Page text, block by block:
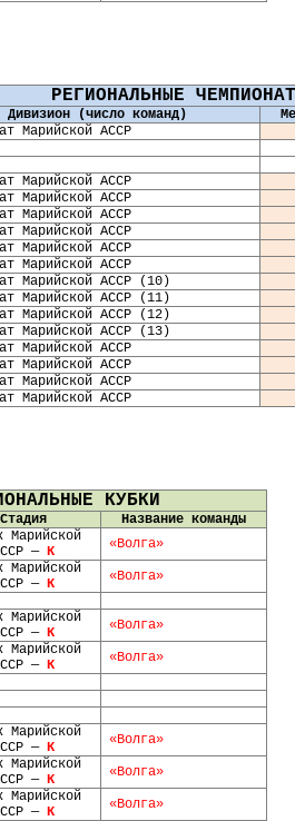
РЕГИОНАЛЬНЫЕ
Дивизион (число команд)
Марийской АССР
Марийской АССР
Марийской АССР
Марийской АССР
Марийской АССР
Марийской АССР
Марийской АССР
Марийской АССР (10)
Марийской АССР (11)
Марийской АССР (12)
Марийской АССР (13)
Марийской АССР
Марийской АССР
Марийской АССР
Марийской АССР
КУБКИ
Стадия
Название команды
Марийской
— К «Волга»
Марийской
— К
«Волга»
Марийской
— К «Волга»
Марийской
— К
«Волга»
Марийской
— К «Волга»
Марийской
— К «Волга»
Марийской
— К «Волга»